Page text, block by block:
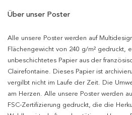
Über unser Poster
Alle unsere Poster werden auf
Flächengewicht von 240 g/m² gedruckt,
unbeschichtetes Papier aus der
Clairefontaine. Dieses Papier ist
vergilbt nicht im Laufe der Zeit. Die
am Herzen. Alle unsere Poster werden
FSC-Zertifizierung gedruckt, die die